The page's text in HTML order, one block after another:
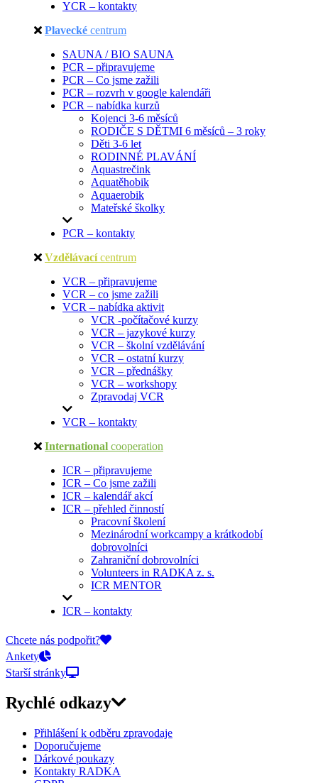
YCR – kontakty
Plavecké centrum
SAUNA / BIO SAUNA
PCR – připravujeme
PCR – Co jsme zažili
PCR – rozvrh v google kalendáři
PCR – nabídka kurzů
Kojenci 3-6 měsíců
RODIČE S DĚTMI 6 měsíců – 3 roky
Děti 3-6 let
RODINNÉ PLAVÁNÍ
Aquastrečink
Aquatěhobik
Aquaerobik
Mateřské školky
PCR – kontakty
Vzdělávací centrum
VCR – připravujeme
VCR – co jsme zažili
VCR – nabídka aktivit
VCR -počítačové kurzy
VCR – jazykové kurzy
VCR – školní vzdělávání
VCR – ostatní kurzy
VCR – přednášky
VCR – workshopy
Zpravodaj VCR
VCR – kontakty
International cooperation
ICR – připravujeme
ICR – Co jsme zažili
ICR – kalendář akcí
ICR – přehled činností
Pracovní školení
Mezinárodní workcampy a krátkodobí
dobrovolníci
Zahraniční dobrovolníci
Volunteers in RADKA z. s.
ICR MENTOR
ICR – kontakty
On-line přihlášky
Chcete nás podpořit?
Ankety
Starší stránky
Rychlé odkazy
Přihlášení k odběru zpravodaje
Doporučujeme
Dárkové poukazy
Kontakty RADKA